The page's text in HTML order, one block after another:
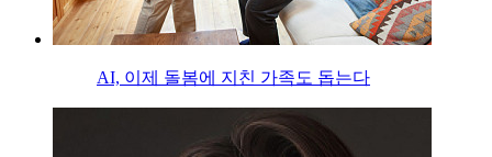
AI, 이제 돌봄에 지친 가족도 돕는다